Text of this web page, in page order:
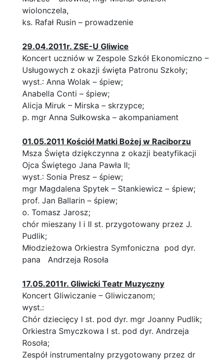
wiolonczela,
ks. Rafał Rusin – prowadzenie
29.04.2011r. ZSE-U Gliwice
Koncert uczniów w Zespole Szkół Ekonomiczno –
Usługowych z okazji święta Patronu Szkoły;
wyst.: Anna Wolak – śpiew;
Anabella Conti – śpiew;
Alicja Miruk – Mirska – skrzypce;
p. mgr Anna Sułkowska – akompaniament
01.05.2011 Kościół Matki Bożej w Raciborzu
Msza Święta dziękczynna z okazji beatyfikacji
Ojca Świętego Jana Pawła II;
wyst.: Sonia Presz – śpiew;
mgr Magdalena Spytek – Stankiewicz – śpiew;
prof. Jan Ballarin – śpiew;
o. Tomasz Jarosz;
chór mieszany I i II st. przygotowany przez J.
Pudlik;
Młodzieżowa Orkiestra Symfoniczna pod dyr.
pana Andrzeja Rosoła
17.05.2011r. Gliwicki Teatr Muzyczny
Koncert Gliwiczanie – Gliwiczanom;
wyst.:
Chór dziecięcy I st. pod dyr. mgr Joanny Pudlik;
Orkiestra Smyczkowa I st. pod dyr. Andrzeja
Rosoła;
Zespół instrumentalny przygotowany przez dr